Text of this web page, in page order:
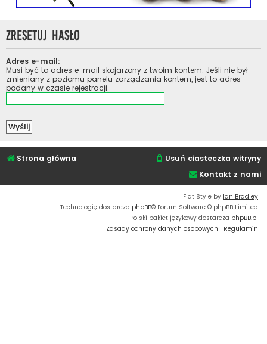
Zresetuj hasło
Adres e-mail:
Musi być to adres e-mail skojarzony z twoim kontem. Jeśli nie był
zmieniany z poziomu panelu zarządzania kontem, jest to adres
podany w czasie rejestracji.
Strona główna
Usuń ciasteczka witryny
Kontakt z nami
Flat Style by Ian Bradley
Technologię dostarcza phpBB® Forum Software © phpBB Limited
Polski pakiet językowy dostarcza phpBB.pl
Zasady ochrony danych osobowych | Regulamin